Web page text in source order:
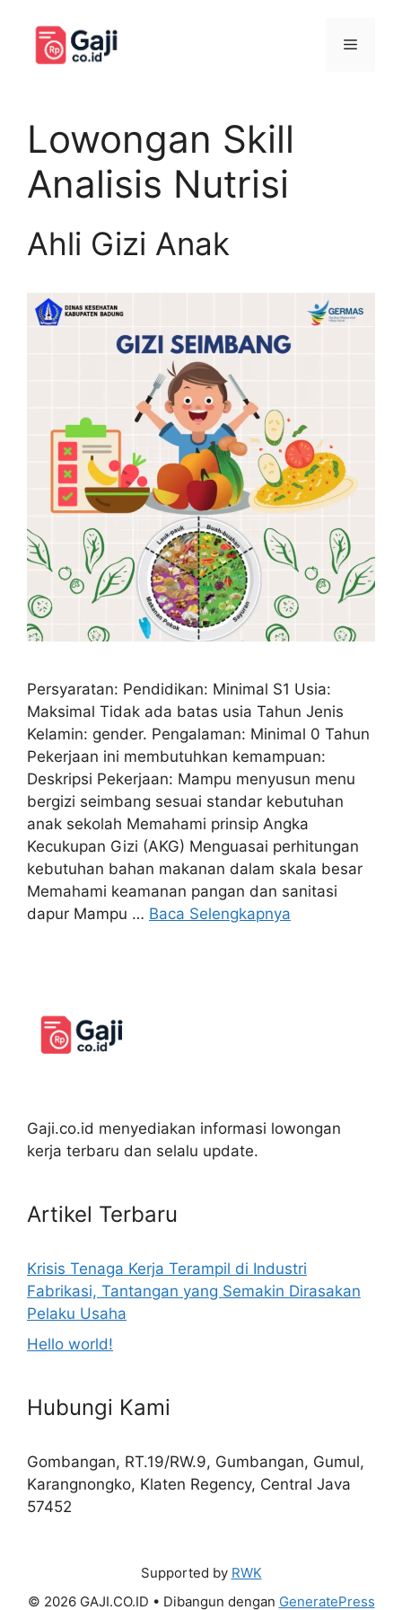
Menu
Lowongan Skill
Analisis Nutrisi
Ahli Gizi Anak
Persyaratan: Pendidikan: Minimal S1 Usia:
Maksimal Tidak ada batas usia Tahun Jenis
Kelamin: gender. Pengalaman: Minimal 0 Tahun
Pekerjaan ini membutuhkan kemampuan:
Deskripsi Pekerjaan: Mampu menyusun menu
bergizi seimbang sesuai standar kebutuhan
anak sekolah Memahami prinsip Angka
Kecukupan Gizi (AKG) Menguasai perhitungan
kebutuhan bahan makanan dalam skala besar
Memahami keamanan pangan dan sanitasi
dapur Mampu … Baca Selengkapnya
Gaji.co.id menyediakan informasi lowongan
kerja terbaru dan selalu update.
Artikel Terbaru
Krisis Tenaga Kerja Terampil di Industri
Fabrikasi, Tantangan yang Semakin Dirasakan
Pelaku Usaha
Hello world!
Hubungi Kami
Gombangan, RT.19/RW.9, Gumbangan, Gumul,
Karangnongko, Klaten Regency, Central Java
57452
Supported by RWK
© 2026 GAJI.CO.ID • Dibangun dengan GeneratePress